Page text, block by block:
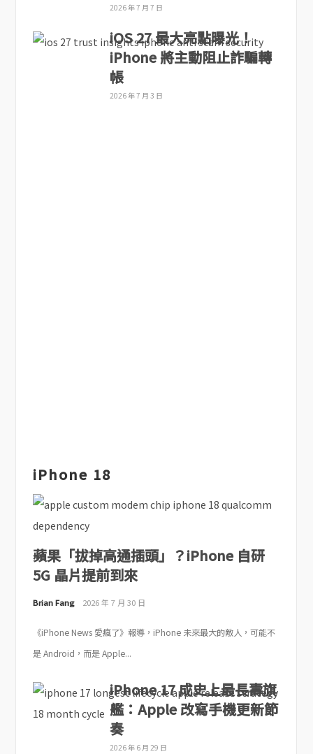
2026 年 7 月 7 日
iOS 27 最大亮點曝光！
iPhone 將主動阻止詐騙轉
帳
2026 年 7 月 3 日
iPhone 18
蘋果「拔掉高通插頭」？iPhone 自研
5G 晶片提前到來
Brian Fang 2026 年 7 月 30 日
《iPhone News 愛瘋了》報導，iPhone 未來最大的敵人，可能不
是 Android，而是 Apple...
iPhone 17 成史上最長壽旗
艦：Apple 改寫手機更新節
奏
2026 年 6 月 29 日